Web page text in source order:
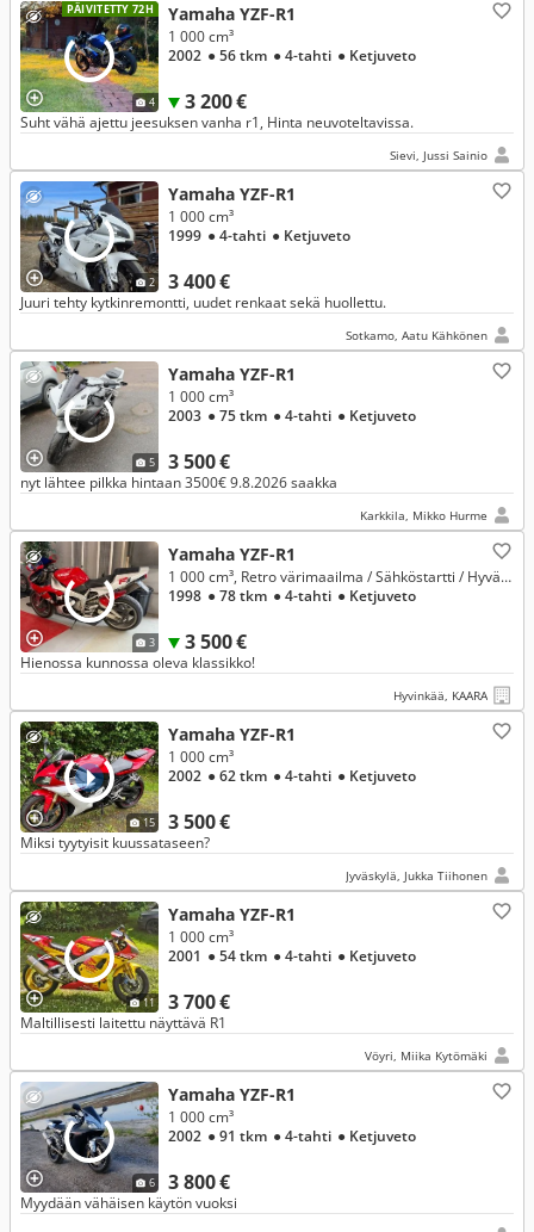
PÄIVITETTY 72H
4
Yamaha YZF-R1
3 200 €
1 000 cm³
2002 ● 56 tkm ● 4-tahti ● Ketjuveto
Suht vähä ajettu jeesuksen vanha r1, Hinta neuvoteltavissa.
Sievi, Jussi Sainio
2
Yamaha YZF-R1
3 400 €
1 000 cm³
1999 ● 4-tahti ● Ketjuveto
Juuri tehty kytkinremontti, uudet renkaat sekä huollettu.
Sotkamo, Aatu Kähkönen
5
Yamaha YZF-R1
3 500 €
1 000 cm³
2003 ● 75 tkm ● 4-tahti ● Ketjuveto
nyt lähtee pilkka hintaan 3500€ 9.8.2026 saakka
Karkkila, Mikko Hurme
3
Yamaha YZF-R1
3 500 €
1 000 cm³, Retro värimaailma / Sähköstartti / Hyvät renkaat / Rahoitus & kuljetus!
1998 ● 78 tkm ● 4-tahti ● Ketjuveto
Hienossa kunnossa oleva klassikko!
Hyvinkää, KAARA
15
Yamaha YZF-R1
3 500 €
1 000 cm³
2002 ● 62 tkm ● 4-tahti ● Ketjuveto
Miksi tyytyisit kuussataseen?
Jyväskylä, Jukka Tiihonen
11
Yamaha YZF-R1
3 700 €
1 000 cm³
2001 ● 54 tkm ● 4-tahti ● Ketjuveto
Maltillisesti laitettu näyttävä R1
Vöyri, Miika Kytömäki
6
Yamaha YZF-R1
3 800 €
1 000 cm³
2002 ● 91 tkm ● 4-tahti ● Ketjuveto
Myydään vähäisen käytön vuoksi